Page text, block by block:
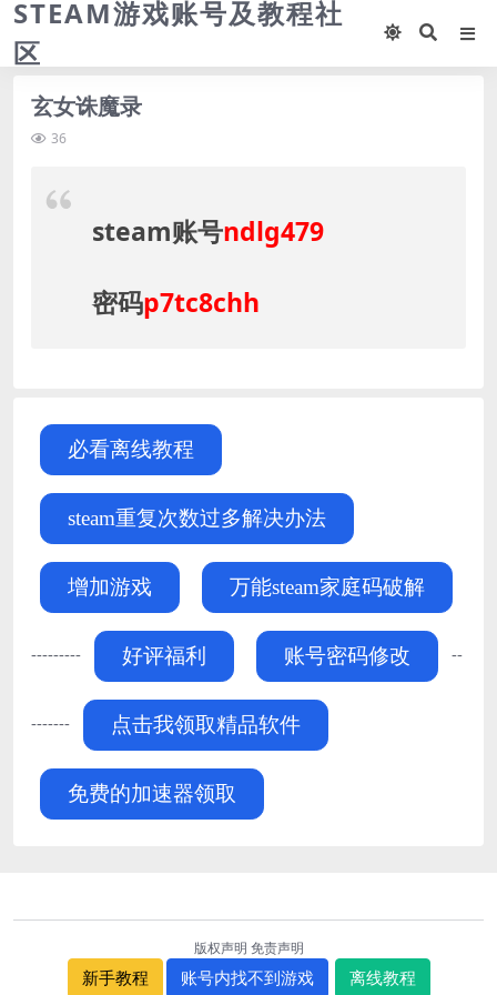
STEAM游戏账号及教程社
区
玄女诛魔录
36
steam账号ndlg479
密码p7tc8chh
必看离线教程
steam重复次数过多解决办法
增加游戏 万能steam家庭码破解
--------- 好评福利 账号密码修改 --
------- 点击我领取精品软件
免费的加速器领取
版权声明 免责声明
新手教程 账号内找不到游戏 离线教程